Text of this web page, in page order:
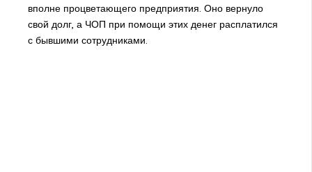
вполне процветающего предприятия. Оно вернуло
свой долг, а ЧОП при помощи этих денег расплатился
с бывшими сотрудниками.